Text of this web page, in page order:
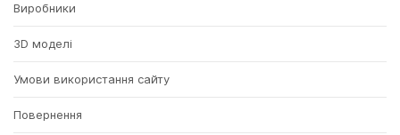
Виробники
3D моделі
Умови використання сайту
Повернення